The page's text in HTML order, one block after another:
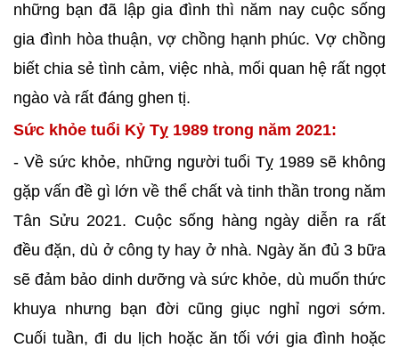
những bạn đã lập gia đình thì năm nay cuộc sống
gia đình hòa thuận, vợ chồng hạnh phúc. Vợ chồng
biết chia sẻ tình cảm, việc nhà, mối quan hệ rất ngọt
ngào và rất đáng ghen tị.
Sức khỏe tuổi Kỷ Tỵ 1989 trong năm 2021:
- Về sức khỏe, những người tuổi Tỵ 1989 sẽ không
gặp vấn đề gì lớn về thể chất và tinh thần trong năm
Tân Sửu 2021. Cuộc sống hàng ngày diễn ra rất
đều đặn, dù ở công ty hay ở nhà. Ngày ăn đủ 3 bữa
sẽ đảm bảo dinh dưỡng và sức khỏe, dù muốn thức
khuya nhưng bạn đời cũng giục nghỉ ngơi sớm.
Cuối tuần, đi du lịch hoặc ăn tối với gia đình hoặc